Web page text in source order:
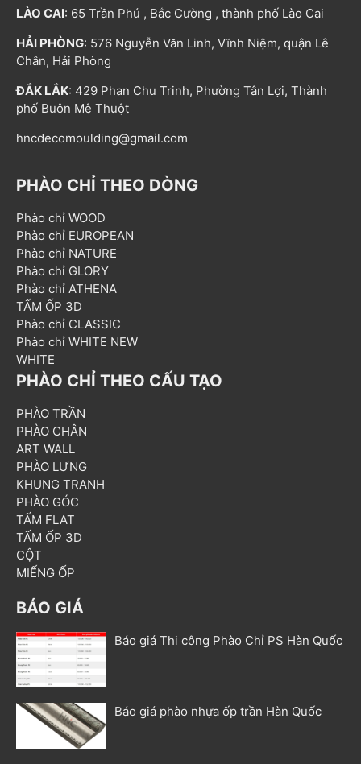
LÀO CAI: 65 Trần Phú , Bắc Cường , thành phố Lào Cai
HẢI PHÒNG: 576 Nguyễn Văn Linh, Vĩnh Niệm, quận Lê
Chân, Hải Phòng
ĐẮK LẮK: 429 Phan Chu Trinh, Phường Tân Lợi, Thành
phố Buôn Mê Thuột
hncdecomoulding@gmail.com
PHÀO CHỈ THEO DÒNG
Phào chỉ WOOD
Phào chỉ EUROPEAN
Phào chỉ NATURE
Phào chỉ GLORY
Phào chỉ ATHENA
TẤM ỐP 3D
Phào chỉ CLASSIC
Phào chỉ WHITE NEW
WHITE
PHÀO CHỈ THEO CẤU TẠO
PHÀO TRẦN
PHÀO CHÂN
ART WALL
PHÀO LƯNG
KHUNG TRANH
PHÀO GÓC
TẤM FLAT
TẤM ỐP 3D
CỘT
MIẾNG ỐP
BÁO GIÁ
Báo giá Thi công Phào Chỉ PS Hàn Quốc
Báo giá phào nhựa ốp trần Hàn Quốc